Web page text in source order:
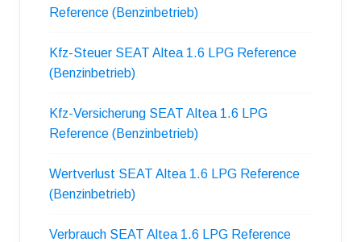
Reference (Benzinbetrieb)
Kfz-Steuer SEAT Altea 1.6 LPG Reference
(Benzinbetrieb)
Kfz-Versicherung SEAT Altea 1.6 LPG
Reference (Benzinbetrieb)
Wertverlust SEAT Altea 1.6 LPG Reference
(Benzinbetrieb)
Verbrauch SEAT Altea 1.6 LPG Reference